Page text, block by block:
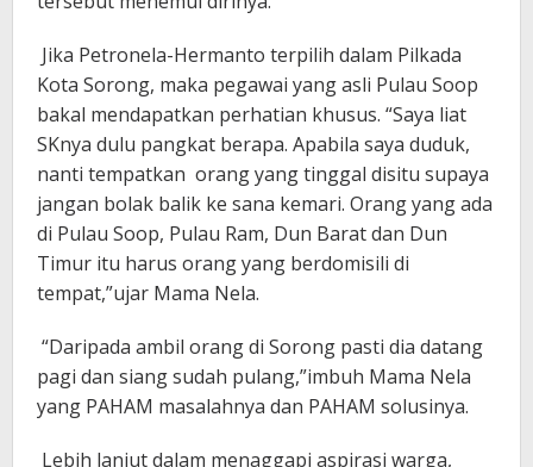
Jika Petronela-Hermanto terpilih dalam Pilkada
Kota Sorong, maka pegawai yang asli Pulau Soop
bakal mendapatkan perhatian khusus. “Saya liat
SKnya dulu pangkat berapa. Apabila saya duduk,
nanti tempatkan orang yang tinggal disitu supaya
jangan bolak balik ke sana kemari. Orang yang ada
di Pulau Soop, Pulau Ram, Dun Barat dan Dun
Timur itu harus orang yang berdomisili di
tempat,”ujar Mama Nela.
“Daripada ambil orang di Sorong pasti dia datang
pagi dan siang sudah pulang,”imbuh Mama Nela
yang PAHAM masalahnya dan PAHAM solusinya.
Lebih lanjut dalam menaggapi aspirasi warga,